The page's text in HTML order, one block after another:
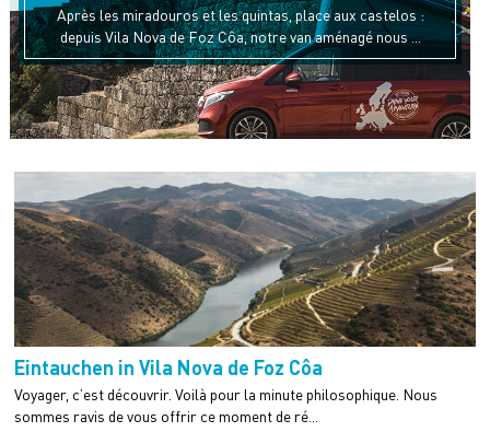
Après les miradouros et les quintas, place aux castelos :
depuis Vila Nova de Foz Côa, notre van aménagé nous ...
Eintauchen in Vila Nova de Foz Côa
Voyager, c’est découvrir. Voilà pour la minute philosophique. Nous
sommes ravis de vous offrir ce moment de ré...